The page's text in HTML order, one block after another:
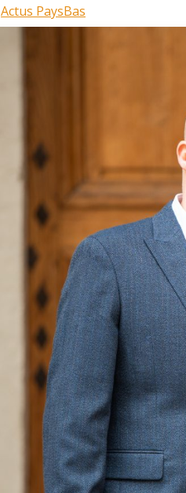
Actus PaysBas